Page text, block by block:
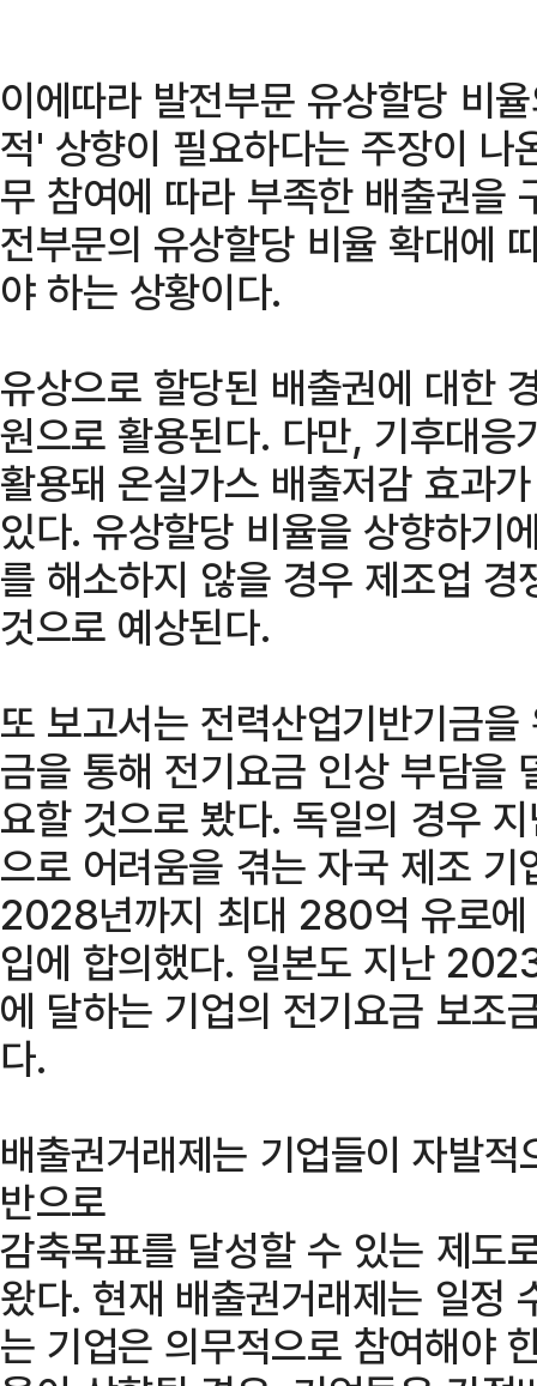
이에따라 발전부문 유상할당 비
적' 상향이 필요하다는 주장이 나
무 참여에 따라 부족한 배출권을
전부문의 유상할당 비율 확대에
야 하는 상황이다.
유상으로 할당된 배출권에 대한
원으로 활용된다. 다만, 기후대
활용돼 온실가스 배출저감 효과
있다. 유상할당 비율을 상향하기
를 해소하지 않을 경우 제조업
것으로 예상된다.
또 보고서는 전력산업기반기금을
금을 통해 전기요금 인상 부담을
요할 것으로 봤다. 독일의 경우
으로 어려움을 겪는 자국 제조
2028년까지 최대 280억 유로에
입에 합의했다. 일본도 지난
에 달하는 기업의 전기요금 보조
다.
배출권거래제는 기업들이 자발
반으로
감축목표를 달성할 수 있는 제도
왔다. 현재 배출권거래제는 일정
는 기업은 의무적으로 참여해야